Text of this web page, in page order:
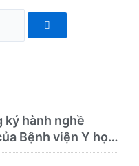
ký hành nghề
Bệnh viện Y học
năng Quy Nhơn